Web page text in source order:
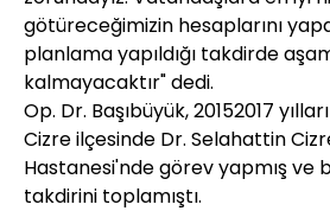
götüreceğimizin hesaplarını
planlama yapıldığı takdirde
kalmayacaktır" dedi.
Op. Dr. Başıbüyük, 20152017
Cizre ilçesinde Dr. Selahattin
Hastanesi'nde görev yapmış ve
takdirini toplamıştı.